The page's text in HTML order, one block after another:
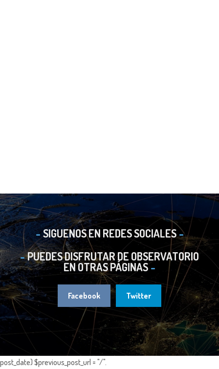
SIGUENOS EN REDES SOCIALES
PUEDES DISFRUTAR DE OBSERVATORIO
EN OTRAS PÁGINAS
Facebook Twitter
post_date) $previous_post_url = "/".